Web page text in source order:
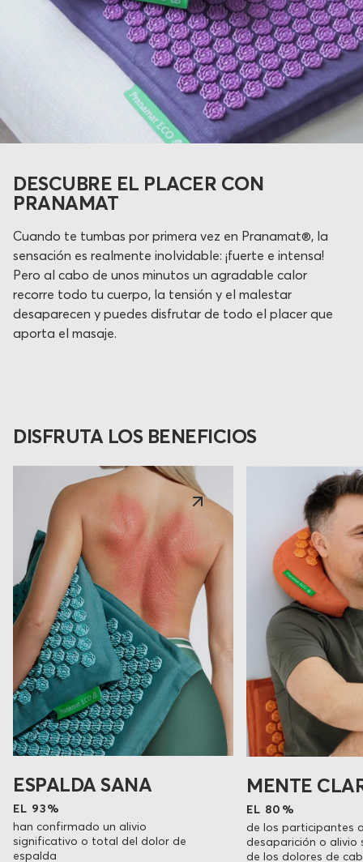
DESCUBRE EL PLACER CON
PRANAMAT
Cuando te tumbas por primera vez en Pranamat®, la
sensación es realmente inolvidable: ¡fuerte e intensa!
Pero al cabo de unos minutos un agradable calor
recorre todo tu cuerpo, la tensión y el malestar
desaparecen y puedes disfrutar de todo el placer que
aporta el masaje.
DISFRUTA LOS BENEFICIOS
ESPALDA SANA
EL 93%
han confirmado un alivio
significativo o total del dolor de
espalda
MENTE
EL 80%
de los participantes
desaparición o alivio
de los dolores de